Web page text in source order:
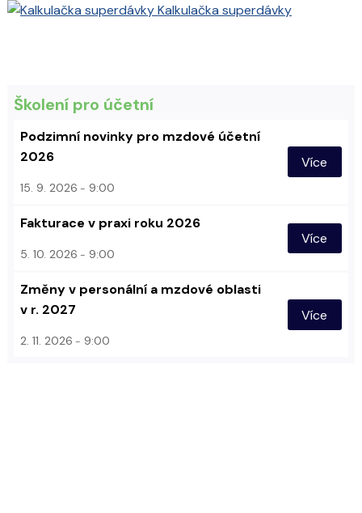
Kalkulačka superdávky
Školení pro účetní
Podzimní novinky pro mzdové účetní
2026
15. 9. 2026 9:00
Více
Fakturace v praxi roku 2026
5. 10. 2026 9:00
Více
Změny v personální a mzdové oblasti
v r. 2027
2. 11. 2026 9:00
Více